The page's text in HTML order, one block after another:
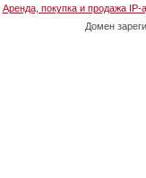
Аренда, покупка и продажа IP-
Домен